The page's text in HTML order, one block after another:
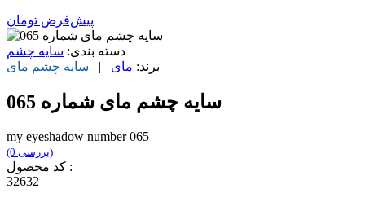
پیش‌فرض تومان
دسته بندی: سایه چشم
برند: مای | سایه چشم مای
سایه چشم مای شماره 065
my eyeshadow number 065
(0 بررسی)
کد محصول :
32632